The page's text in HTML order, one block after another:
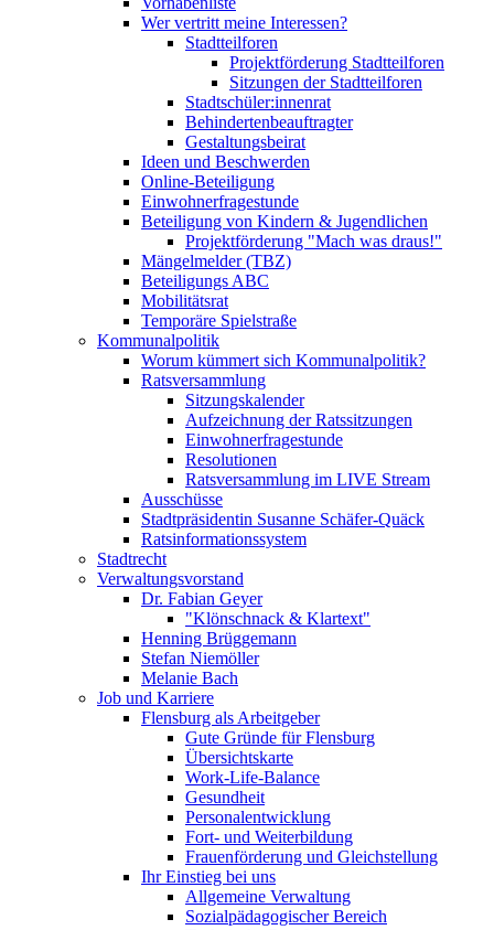
Wer vertritt meine Interessen?
Stadtteilforen
Projektförderung Stadtteilforen
Sitzungen der Stadtteilforen
Stadtschüler:innenrat
Behindertenbeauftragter
Gestaltungsbeirat
Ideen und Beschwerden
Online-Beteiligung
Einwohnerfragestunde
Beteiligung von Kindern & Jugendlichen
Projektförderung "Mach was draus!"
Mängelmelder (TBZ)
Beteiligungs ABC
Mobilitätsrat
Temporäre Spielstraße
Kommunalpolitik
Worum kümmert sich Kommunalpolitik?
Ratsversammlung
Sitzungskalender
Aufzeichnung der Ratssitzungen
Einwohnerfragestunde
Resolutionen
Ratsversammlung im LIVE Stream
Ausschüsse
Stadtpräsidentin Susanne Schäfer-Quäck
Ratsinformationssystem
Stadtrecht
Verwaltungsvorstand
Dr. Fabian Geyer
"Klönschnack & Klartext"
Henning Brüggemann
Stefan Niemöller
Melanie Bach
Job und Karriere
Flensburg als Arbeitgeber
Gute Gründe für Flensburg
Übersichtskarte
Work-Life-Balance
Gesundheit
Personalentwicklung
Fort- und Weiterbildung
Frauenförderung und Gleichstellung
Ihr Einstieg bei uns
Allgemeine Verwaltung
Sozialpädagogischer Bereich